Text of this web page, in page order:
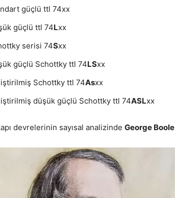
güçlü ttl 74xx
güçlü ttl 74Lxx
serisi 74Sxx
güçlü Schottky ttl 74LSxx
Schottky ttl 74Asxx
düşük güçlü Schottky ttl 74ASLxx
devrelerinin sayısal analizinde George Boole